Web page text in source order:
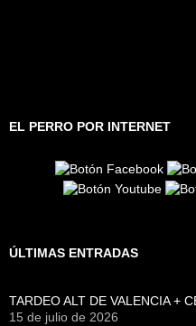
EL PERRO POR INTERNET
ÚLTIMAS ENTRADAS
TARDEO ALT DE VALENCIA +
15 de julio de 2026